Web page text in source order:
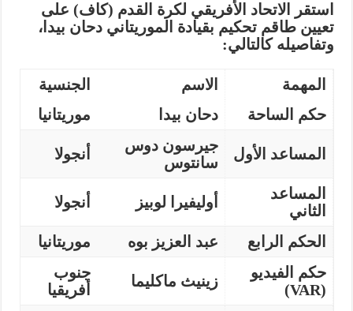
استقر الاتحاد الأفريقي لكرة القدم (كاف) على
تعيين طاقم تحكيم بقيادة الموريتانيدحان بيدا،
وتفاصيله كالتالي:
المهمة الاسم
الجنسية
حكم الساحة
دحان بيدا موريتانيا
المساعد الأول
جيرسون دوس
سانتوس
أنجولا
المساعد
الثاني
أوليفيرا لوبيز أنجولا
الحكم الرابع عبد العزيز بوه
موريتانيا
حكم الفيديو
(VAR)
زينيث ماكليما
جنوب
أفريقيا